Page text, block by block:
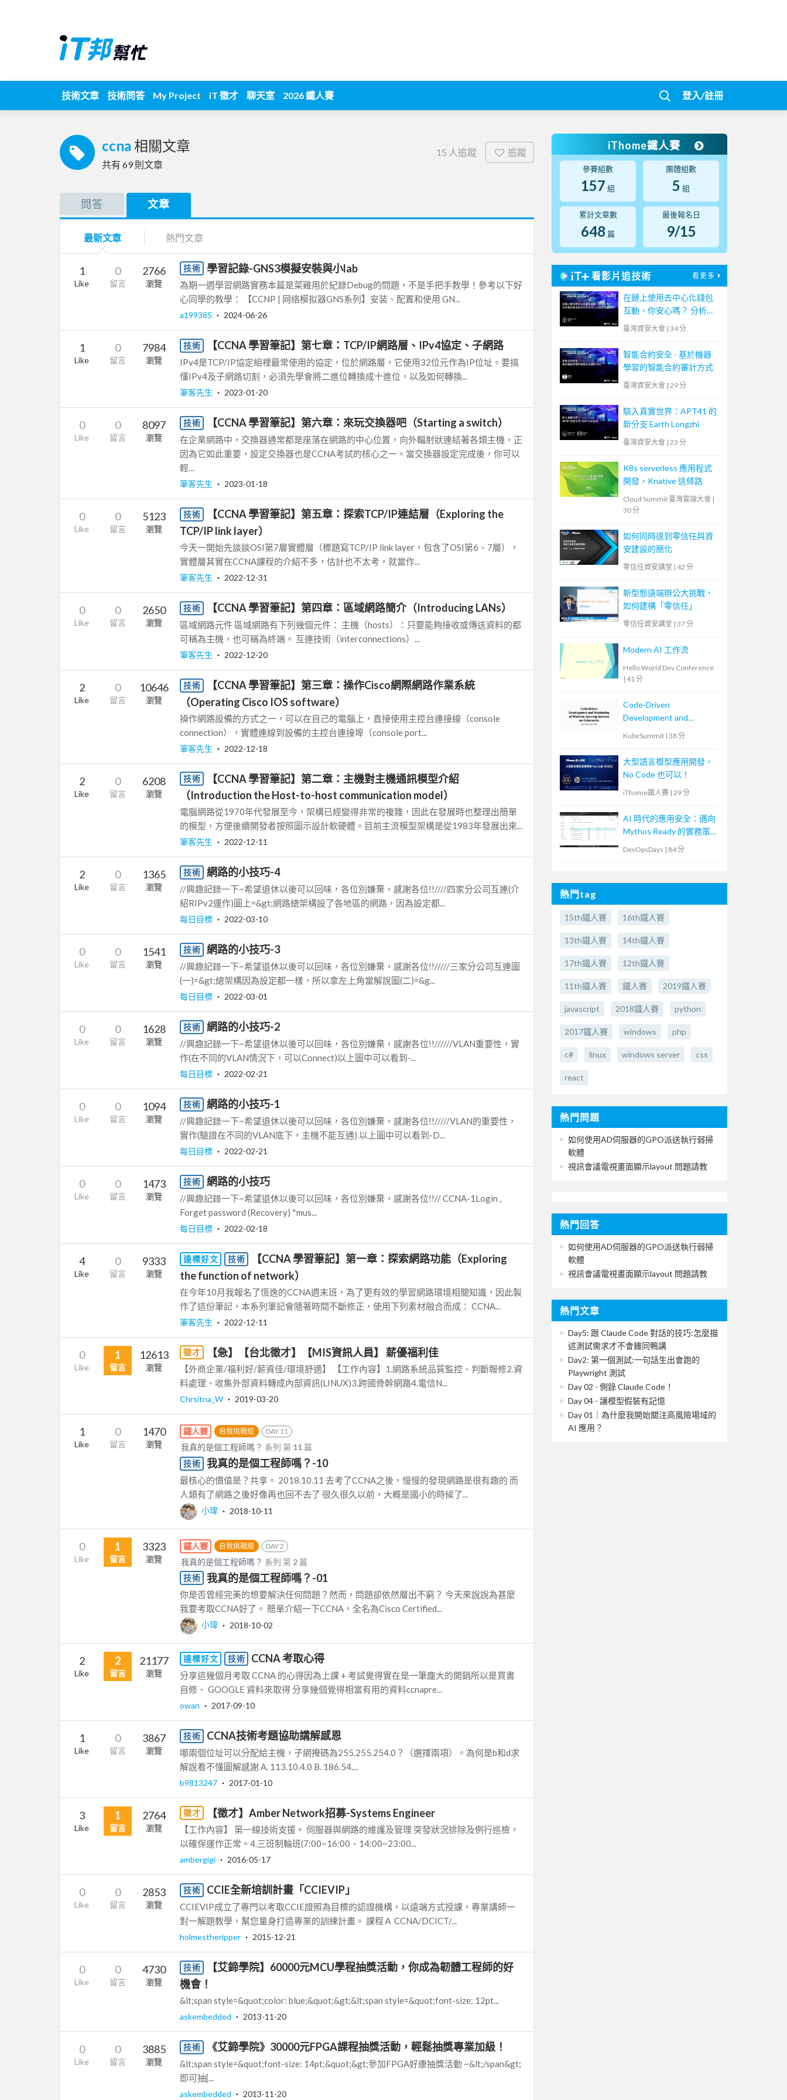
技術文章 技術問答 My Project iT 徵才 聊天室 2026 鐵人賽 登入/註冊
ccna 相關文章
共有 69 則文章
15 人追蹤 追蹤
問答 文章
最新文章 熱門文章
1
Like
0
留言
2766
瀏覽
技術 學習記錄-GNS3模擬安裝與小lab
為期一週學習網路實務本篇是菜雞用於紀錄Debug的問題，不是手把手教學！參考以下好
心同學的教學： 【CCNP | 网络模拟器GNS系列】安装、配置和使用 GN...
a199385 ‧ 2024-06-26
1
Like
0
留言
7984
瀏覽
技術 【CCNA 學習筆記】第七章：TCP/IP網路層、IPv4協定、子網路
IPv4是TCP/IP協定組裡最常使用的協定，位於網路層，它使用32位元作為IP位址。要搞
懂IPv4及子網路切割，必須先學會將二進位轉換成十進位，以及如何轉換...
筆客先生 ‧ 2023-01-20
0
Like
0
留言
8097
瀏覽
技術 【CCNA 學習筆記】第六章：來玩交換器吧（Starting a switch）
在企業網路中，交換器通常都是座落在網路的中心位置，向外輻射狀連結著各類主機，正
因為它如此重要，設定交換器也是CCNA考試的核心之一。當交換器設定完成後，你可以
輕...
筆客先生 ‧ 2023-01-18
0
Like
0
留言
5123
瀏覽
技術
【CCNA 學習筆記】第五章：探索TCP/IP連結層（Exploring the
TCP/IP link layer）
今天一開始先談談OSI第7層實體層（標題寫TCP/IP link layer，包含了OSI第6、7層），
實體層其實在CCNA課程的介紹不多，估計也不太考，就當作...
筆客先生 ‧ 2022-12-31
0
Like
0
留言
2650
瀏覽
技術 【CCNA 學習筆記】第四章：區域網路簡介（Introducing LANs）
區域網路元件 區域網路有下列幾個元件： 主機（hosts）：只要能夠接收或傳送資料的都
可稱為主機，也可稱為終端。 互連技術（interconnections）...
筆客先生 ‧ 2022-12-20
2
Like
0
留言
10646
瀏覽
技術
【CCNA 學習筆記】第三章：操作Cisco網際網路作業系統
（Operating Cisco IOS software）
操作網路設備的方式之一，可以在自己的電腦上，直接使用主控台連接線（console
connection），實體連線到設備的主控台連接埠（console port...
筆客先生 ‧ 2022-12-18
2
Like
0
留言
6208
瀏覽
技術
【CCNA 學習筆記】第二章：主機對主機通訊模型介紹
（Introduction the Host-to-host communication model）
電腦網路從1970年代發展至今，架構已經變得非常的複雜，因此在發展時也整理出簡單
的模型，方便後續開發者按照圖示設計軟硬體。目前主流模型架構是從1983年發展出來...
筆客先生 ‧ 2022-12-11
2
Like
0
留言
1365
瀏覽
技術 網路的小技巧-4
//興趣記錄一下~希望退休以後可以回味，各位別嫌棄，感謝各位!!////四家分公司互連(介
紹RIPv2運作)圖上=&gt;網路總架構設了各地區的網路，因為設定都...
每日目標 ‧ 2022-03-10
0
Like
0
留言
1541
瀏覽
技術 網路的小技巧-3
//興趣記錄一下~希望退休以後可以回味，各位別嫌棄，感謝各位!!/////三家分公司互連圖
(一)=&gt;總架構因為設定都一樣，所以拿左上角當解說圖(二)=&g...
每日目標 ‧ 2022-03-01
0
Like
0
留言
1628
瀏覽
技術 網路的小技巧-2
//興趣記錄一下~希望退休以後可以回味，各位別嫌棄，感謝各位!!//////VLAN重要性，實
作(在不同的VLAN情況下，可以Connect)以上圖中可以看到-...
每日目標 ‧ 2022-02-21
0
Like
0
留言
1094
瀏覽
技術 網路的小技巧-1
//興趣記錄一下~希望退休以後可以回味，各位別嫌棄，感謝各位!!/////VLAN的重要性，
實作(驗證在不同的VLAN底下，主機不能互通) 以上圖中可以看到-D...
每日目標 ‧ 2022-02-21
0
Like
0
留言
1473
瀏覽
技術 網路的小技巧
//興趣記錄一下~希望退休以後可以回味，各位別嫌棄，感謝各位!!// CCNA-1Login ,
Forget password (Recovery) *mus...
每日目標 ‧ 2022-02-18
4
Like
0
留言
9333
瀏覽
達標好文 技術
【CCNA 學習筆記】第一章：探索網路功能（Exploring
the function of network）
在今年10月我報名了恆逸的CCNA週末班，為了更有效的學習網路環境相關知識，因此製
作了這份筆記，本系列筆記會隨著時間不斷修正，使用下列素材融合而成： CCNA...
筆客先生 ‧ 2022-12-11
0
Like
1
留言
12613
瀏覽
徵才 【急】【台北徵才】【MIS資訊人員】 薪優福利佳
【外商企業/福利好/薪資佳/環境舒適】 【工作內容】1.網路系統品質監控、判斷報修2.資
料處理、收集外部資料轉成內部資訊(LINUX)3.跨國骨幹網路4.電信N...
Chrsitna_W ‧ 2019-03-20
1
Like
0
留言
1470
瀏覽
鐵人賽 自我挑戰組 DAY 11
我真的是個工程師嗎？ 系列 第 11 篇
技術
我真的是個工程師嗎？-10
最核心的價值是？共享。 2018.10.11 去考了CCNA之後，慢慢的發現網路是很有趣的 而
人類有了網路之後好像再也回不去了 很久很久以前，大概是國小的時候了...
小瑋 ‧ 2018-10-11
0
Like
1
留言
3323
瀏覽
鐵人賽 自我挑戰組 DAY 2
我真的是個工程師嗎？ 系列 第 2 篇
技術
我真的是個工程師嗎？-01
你是否曾經完美的想要解決任何問題？然而，問題卻依然層出不窮？ 今天來說說為甚麼
我要考取CCNA好了。 簡單介紹一下CCNA，全名為Cisco Certified...
小瑋 ‧ 2018-10-02
2
Like
2
留言
21177
瀏覽
達標好文 技術 CCNA 考取心得
分享這幾個月考取 CCNA 的心得因為上課 + 考試覺得實在是一筆龐大的開銷所以是買書
自修、 GOOGLE 資料來取得 分享幾個覺得相當有用的資料ccnapre...
owan ‧ 2017-09-10
1
Like
0
留言
3867
瀏覽
技術 CCNA技術考題協助講解感恩
哪兩個位址可以分配給主機，子網掩碼為255.255.254.0？（選擇兩項）。為何是b和d求
解說看不懂圖解感謝 A. 113.10.4.0 B. 186.54....
b9813247 ‧ 2017-01-10
3
Like
1
留言
2764
瀏覽
徵才 【徵才】Amber Network招募-Systems Engineer
【工作內容】 第一線技術支援。 伺服器與網路的維護及管理 突發狀況排除及例行巡檢，
以確保運作正常。4.三班制輪班(7:00~16:00、14:00~23:00...
ambergigi ‧ 2016-05-17
0
Like
0
留言
2853
瀏覽
技術 CCIE全新培訓計畫「CCIEVIP」
CCIEVIP成立了專門以考取CCIE證照為目標的認證機構，以遠端方式授課，專業講師一
對一解題教學，幫您量身打造專業的訓練計畫。 課程Ａ CCNA/DCICT/...
holmestheripper ‧ 2015-12-21
0
Like
0
留言
4730
瀏覽
技術
【艾鍗學院】60000元MCU學程抽獎活動，你成為韌體工程師的好
機會！
&lt;span style=&quot;color: blue;&quot;&gt;&lt;span style=&quot;font-size: 12pt...
askembedded ‧ 2013-11-20
0
Like
0
留言
3885
瀏覽
技術 《艾鍗學院》30000元FPGA課程抽獎活動，輕鬆抽獎專業加級！
&lt;span style=&quot;font-size: 14pt;&quot;&gt;參加FPGA好康抽獎活動 ~&lt;/span&gt;
即可抽[...
askembedded ‧ 2013-11-20
iThome鐵人賽
參賽組數
157 組
團體組數
5 組
累計文章數
648 篇
最後報名日
9/15
看影片追技術 看更多
在鏈上使用去中心化錢包
互動，你安心嗎？ 分析與
比較目前流行的去中心化
臺灣資安大會 | 34 分
智能合約安全 - 基於機器
學習的智能合約審計方式
臺灣資安大會 | 29 分
駭入真實世界：APT41 的
新分支 Earth Longzhi
臺灣資安大會 | 23 分
K8s serverless 應用程式
開發，Knative 這條路
Cloud Summit 臺灣雲端大會 |
30 分
如何同時達到零信任與資
安建設的簡化
零信任資安講堂 | 42 分
新型態遠端辦公大挑戰，
如何建構「零信任」
零信任資安講堂 | 37 分
Modern AI 工作流
Hello World Dev Conference
| 41 分
Code-Driven
Development and
Monitoring of Machine
Kubernetes
KubeSummit | 38 分
大型語言模型應用開發，
No Code 也可以！
iThome鐵人賽 | 29 分
AI 時代的應用安全：邁向
Mythos Ready 的實務策
DevOpsDays | 84 分
熱門tag
15th鐵人賽 16th鐵人賽
13th鐵人賽 14th鐵人賽
17th鐵人賽 12th鐵人賽
11th鐵人賽 鐵人賽 2019鐵人賽
javascript 2018鐵人賽 python
2017鐵人賽 windows php
c# linux windows server css
react
熱門問題
如何使用AD伺服器的GPO派送執行弱掃
軟體
視訊會議電視畫面顯示layout 問題請教
熱門回答
如何使用AD伺服器的GPO派送執行弱掃
軟體
視訊會議電視畫面顯示layout 問題請教
熱門文章
Day5: 跟 Claude Code 對話的技巧:怎麼描
述測試需求才不會雞同鴨講
Day2: 第一個測試:一句話生出會跑的
Playwright 測試
Day 02 - 側錄 Claude Code！
Day 04 - 讓模型假裝有記憶
Day 01｜為什麼我開始關注高風險場域的
AI 應用？